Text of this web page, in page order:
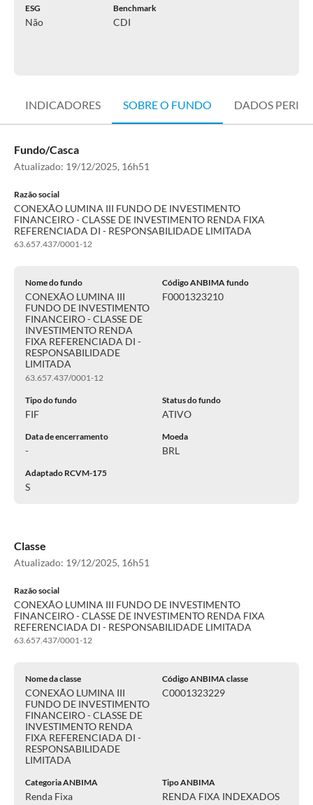
ESG
Não
Benchmark
CDI
INDICADORES SOBRE O FUNDO DADOS
Fundo/Casca
Atualizado: 19/12/2025, 16h51
Razão social
CONEXÃO LUMINA III FUNDO DE INVESTIMENTO
FINANCEIRO - CLASSE DE INVESTIMENTO RENDA FIXA
REFERENCIADA DI - RESPONSABILIDADE LIMITADA
63.657.437/0001-12
Nome do fundo
CONEXÃO LUMINA III
FUNDO DE INVESTIMENTO
FINANCEIRO - CLASSE DE
INVESTIMENTO RENDA
FIXA REFERENCIADA DI -
RESPONSABILIDADE
LIMITADA
63.657.437/0001-12
Código ANBIMA fundo
F0001323210
Tipo do fundo
FIF
Status do fundo
ATIVO
Data de encerramento
-
Moeda
BRL
Adaptado RCVM-175
S
Classe
Atualizado: 19/12/2025, 16h51
Razão social
CONEXÃO LUMINA III FUNDO DE INVESTIMENTO
FINANCEIRO - CLASSE DE INVESTIMENTO RENDA FIXA
REFERENCIADA DI - RESPONSABILIDADE LIMITADA
63.657.437/0001-12
Nome da classe
CONEXÃO LUMINA III
FUNDO DE INVESTIMENTO
FINANCEIRO - CLASSE DE
INVESTIMENTO RENDA
FIXA REFERENCIADA DI -
RESPONSABILIDADE
LIMITADA
Código ANBIMA classe
C0001323229
Categoria ANBIMA
Renda Fixa
Tipo ANBIMA
RENDA FIXA INDEXADOS